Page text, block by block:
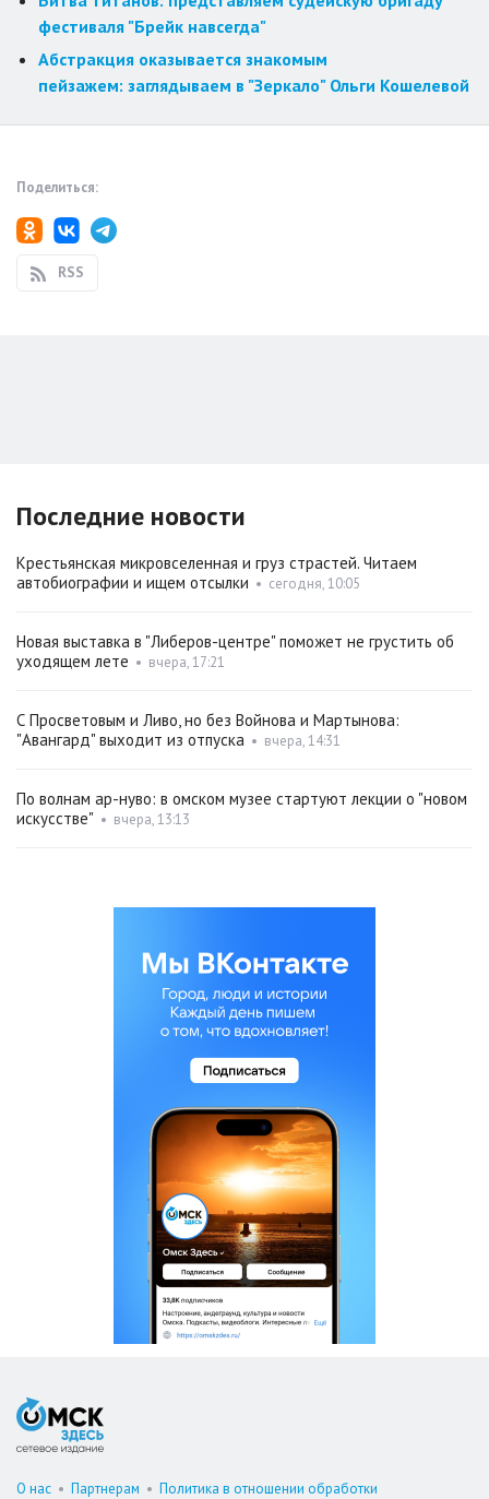
фестиваля "Брейк навсегда"
Абстракция оказывается знакомым
пейзажем: заглядываем в "Зеркало" Ольги Кошелевой
Поделиться:
RSS
Последние новости
Крестьянская микровселенная и груз страстей. Читаем
автобиографии и ищем отсылки • сегодня, 10:05
Новая выставка в "Либеров-центре" поможет не грустить об
уходящем лете • вчера, 17:21
С Просветовым и Ливо, но без Войнова и Мартынова:
"Авангард" выходит из отпуска • вчера, 14:31
По волнам ар-нуво: в омском музее стартуют лекции о "новом
искусстве" • вчера, 13:13
О нас • Партнерам • Политика в отношении обработки